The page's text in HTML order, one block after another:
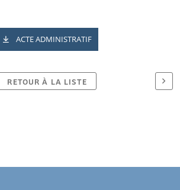
ACTE ADMINISTRATIF
RETOUR À LA LISTE